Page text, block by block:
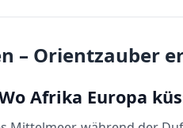
– Orientzauber
Afrika Europa